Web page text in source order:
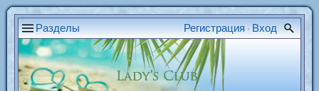
Разделы Регистрация • Вход